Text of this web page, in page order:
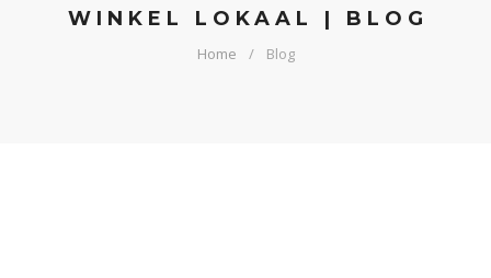
WINKEL LOKAAL | BLOG
Home Blog